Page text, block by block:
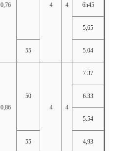
0,76
4
4 6h45
5,65
55 5.04
0,86
50
4
4
7.37
6.33
5.54
55 4,93